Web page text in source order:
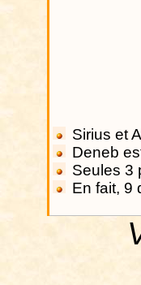
Sirius et
Deneb
Seules 3
En fait, 9